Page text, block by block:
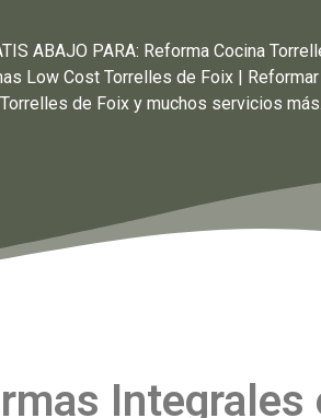
ABAJO PARA: Reforma Cocina
Low Cost Torrelles de Foix |
de Foix y muchos servicios más.